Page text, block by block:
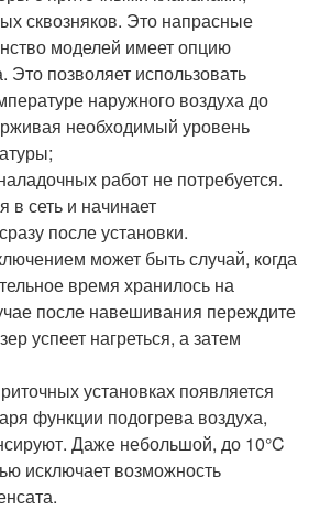
сквозняков. Это напрасные
моделей имеет опцию
Это позволяет использовать
наружного воздуха до
необходимый уровень
работ не потребуется.
в сеть и начинает
после установки.
может быть случай, когда
время хранилось на
после навешивания переждите
успеет нагреться, а затем
установках появляется
функции подогрева воздуха,
Даже небольшой, до 10°C
исключает возможность